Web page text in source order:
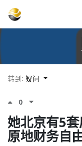
转到: 疑问
0
她北京有5
原地财务自